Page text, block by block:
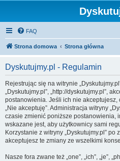
FAQ
Strona domowa Strona główna
Dyskutujmy.pl - Regulamin
Rejestrując się na witrynie
„Dyskutujmy.pl”, „http://dyskutujmy.pl”,
postanowienia. Jeśli ich nie
„Nie akceptuję”. Administracja witryny
czasie zmienić poniższe postanowienia,
wskazane jest, aby użytkownicy sami
Korzystanie z witryny „Dyskutujmy.pl”
akceptujesz te zmiany ze wszelkimi
Nasze fora zwane też „one”, „ich”, „je”,